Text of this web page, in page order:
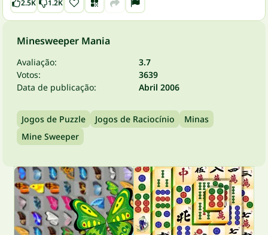
2.5K 1.2K
Minesweeper Mania
Avaliação:
3.7
Votos:
3639
Data de publicação:
Abril 2006
Jogos de Puzzle Jogos de Raciocínio
Minas
Mine Sweeper